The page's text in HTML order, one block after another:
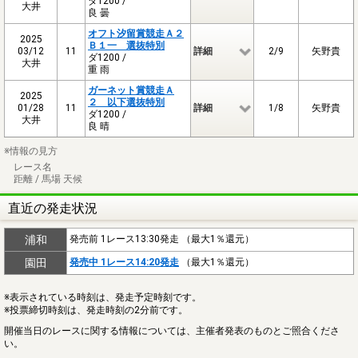
大井
良 曇
2025
03/12
大井
11
オフト汐留賞競走Ａ２
Ｂ１一 選抜特別
ダ1200 /
重 雨
詳細 2/9 矢野貴
2025
01/28
大井
11
ガーネット賞競走Ａ
２ 以下選抜特別
ダ1200 /
良 晴
詳細 1/8 矢野貴
※情報の見方
レース名
距離 / 馬場 天候
直近の発走状況
浦和 発売前 1レース13:30発走 （最大1％還元）
園田 発売中 1レース14:20発走 （最大1％還元）
※表示されている時刻は、発走予定時刻です。
※投票締切時刻は、発走時刻の2分前です。
開催当日のレースに関する情報については、主催者発表のものとご照合くださ
い。